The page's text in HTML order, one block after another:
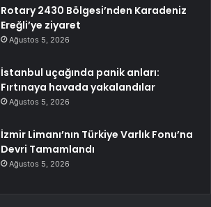
Rotary 2430 Bölgesi’nden Karadeniz
Ereğli’ye ziyaret
Ağustos 5, 2026
İstanbul uçağında panik anları:
Fırtınaya havada yakalandılar
Ağustos 5, 2026
İzmir Limanı’nın Türkiye Varlık Fonu’na
Devri Tamamlandı
Ağustos 5, 2026